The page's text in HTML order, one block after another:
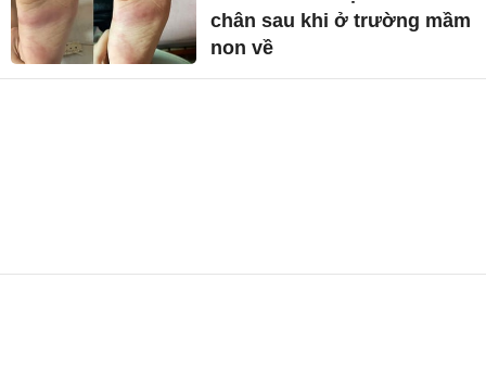
chân sau khi ở trường mầm
non về